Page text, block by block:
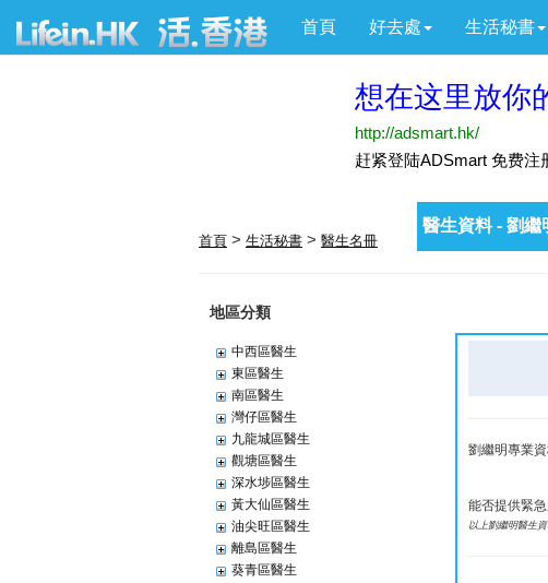
首頁 好去處 生活秘書
首頁 > 生活秘書 > 醫生名冊
地區分類
中西區醫生
東區醫生
南區醫生
灣仔區醫生
九龍城區醫生
觀塘區醫生
深水埗區醫生
黃大仙區醫生
油尖旺區醫生
離島區醫生
葵青區醫生
醫生資料 - 劉繼
劉繼明專業資
能否提供緊急
以上劉繼明醫生